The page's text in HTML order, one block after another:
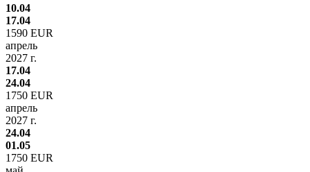
10.04
17.04
1590 EUR
апрель
2027 г.
17.04
24.04
1750 EUR
апрель
2027 г.
24.04
01.05
1750 EUR